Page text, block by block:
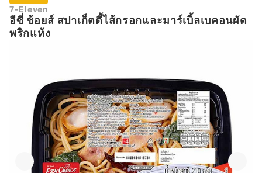
7-Eleven
อีซี่ ช้อยส์ สปาเก็ตตี้ไส้กรอกและมาร์เบิ้ลเบคอนผัด
พริกแห้ง